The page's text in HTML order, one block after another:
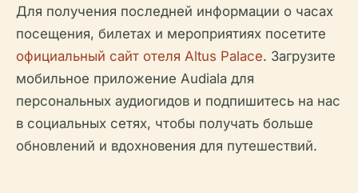
Для получения последней информации о часах
посещения, билетах и мероприятиях посетите
официальный сайт отеля Altus Palace. Загрузите
мобильное приложение Audiala для
персональных аудиогидов и подпишитесь на нас
в социальных сетях, чтобы получать больше
обновлений и вдохновения для путешествий.